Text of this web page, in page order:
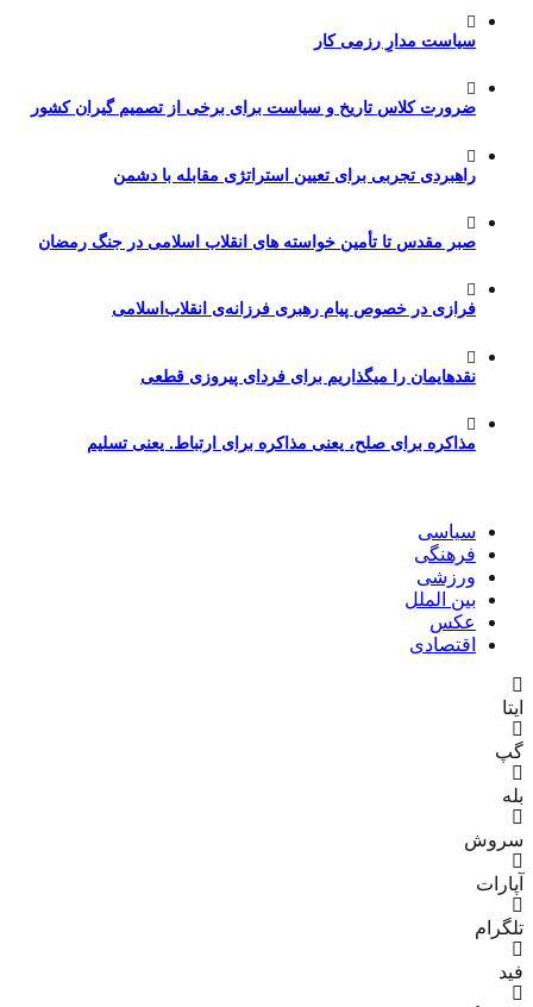
سیاست مدارِ رزمی کار
ضرورت کلاس تاریخ و سیاست برای برخی از تصمیم گیران کشور
راهبردی تجربی برای تعیین استراتژی مقابله با دشمن
صبر مقدس تا تأمین خواسته های انقلاب اسلامی در جنگ رمضان
فرازی در خصوص پیام رهبری فرزانه‌ی انقلاب‌اسلامی
نقدهایمان را میگذاریم برای فردای پیروزی قطعی
مذاکره برای صلح، یعنی مذاکره برای ارتباط. یعنی تسلیم
سیاسی
فرهنگی
ورزشی
بین الملل
عکس
اقتصادی
ایتا
گپ
بله
سروش
آپارات
تلگرام
فید